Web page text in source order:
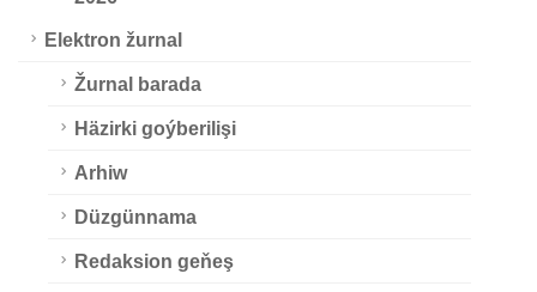
Elektron žurnal
Žurnal barada
Häzirki goýberilişi
Arhiw
Düzgünnama
Redaksion geňeş